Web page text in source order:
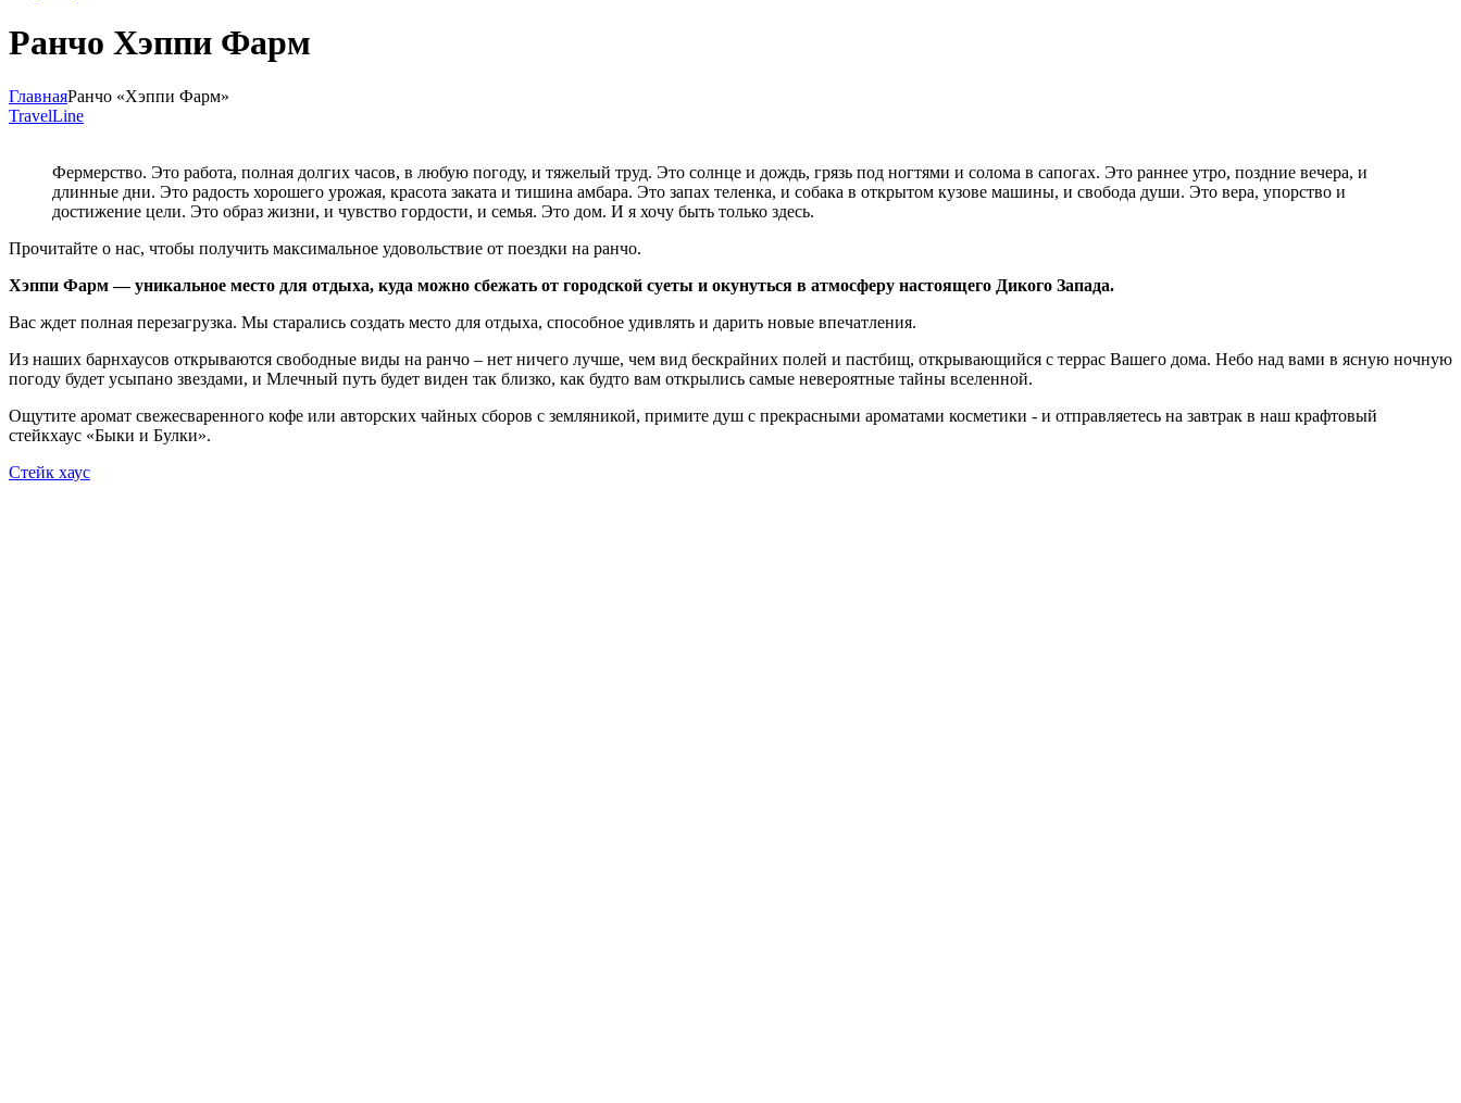
Ранчо Хэппи Фарм
ГлавнаяРанчо «Хэппи Фарм»
TravelLine
Фермерство. Это работа, полная долгих часов, в любую погоду, и тяжелый труд. Это солнце и дождь, грязь под ногтями и солома в сапогах. Это раннее утро, поздние вечера, и
длинные дни. Это радость хорошего урожая, красота заката и тишина амбара. Это запах теленка, и собака в открытом кузове машины, и свобода души. Это вера, упорство и
достижение цели. Это образ жизни, и чувство гордости, и семья. Это дом. И я хочу быть только здесь.
Прочитайте о нас, чтобы получить максимальное удовольствие от поездки на ранчо.
Хэппи Фарм — уникальное место для отдыха, куда можно сбежать от городской суеты и окунуться в атмосферу настоящего Дикого Запада.
Вас ждет полная перезагрузка. Мы старались создать место для отдыха, способное удивлять и дарить новые впечатления.
Из наших барнхаусов открываются свободные виды на ранчо – нет ничего лучше, чем вид бескрайних полей и пастбищ, открывающийся с террас Вашего дома. Небо над вами в ясную ночную
погоду будет усыпано звездами, и Млечный путь будет виден так близко, как будто вам открылись самые невероятные тайны вселенной.
Ощутите аромат свежесваренного кофе или авторских чайных сборов с земляникой, примите душ с прекрасными ароматами косметики - и отправляетесь на завтрак в наш крафтовый
стейкхаус «Быки и Булки».
Стейк хаус